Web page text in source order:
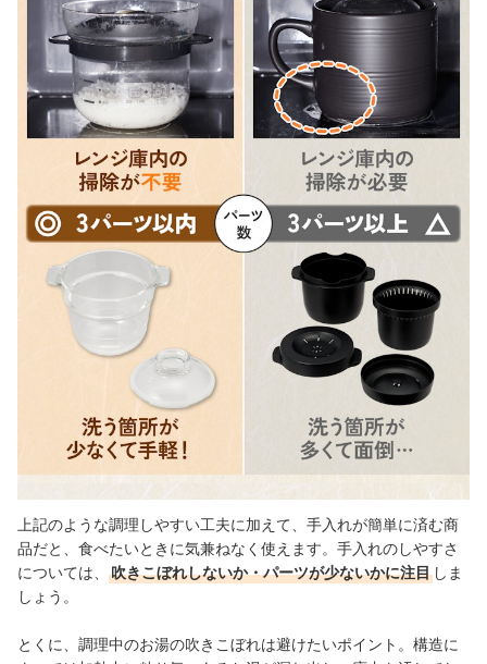
上記のような調理しやすい工夫に加えて、手入れが簡単に済む商
品だと、食べたいときに気兼ねなく使えます。手入れのしやすさ
については、
吹きこぼれしないか・パーツが少ないかに注目 しま
しょう。
とくに、調理中のお湯の吹きこぼれは避けたいポイント。構造に